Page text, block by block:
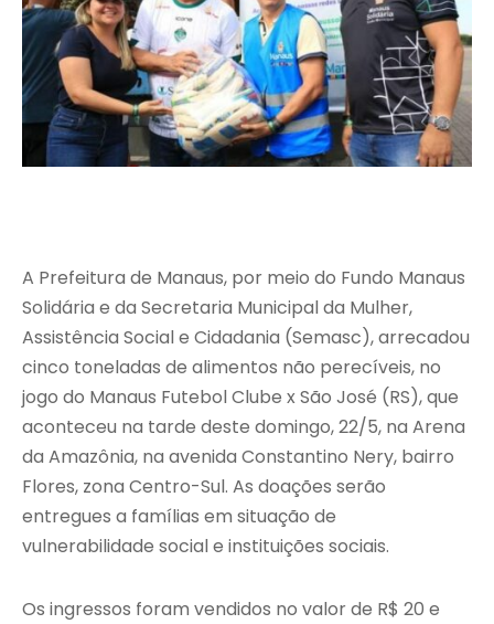
A Prefeitura de Manaus, por meio do Fundo Manaus
Solidária e da Secretaria Municipal da Mulher,
Assistência Social e Cidadania (Semasc), arrecadou
cinco toneladas de alimentos não perecíveis, no
jogo do Manaus Futebol Clube x São José (RS), que
aconteceu na tarde deste domingo, 22/5, na Arena
da Amazônia, na avenida Constantino Nery, bairro
Flores, zona Centro-Sul. As doações serão
entregues a famílias em situação de
vulnerabilidade social e instituições sociais.
Os ingressos foram vendidos no valor de R$ 20 e